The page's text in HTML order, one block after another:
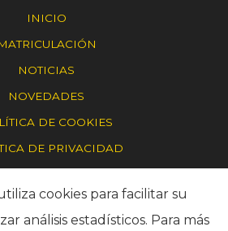
INICIO
NOTICIAS
NOVEDADES
DE COOKIES
DE PRIVACIDAD
SAHATS
NOSOTROS
cookies para facilitar su
análisis estadísticos. Para más